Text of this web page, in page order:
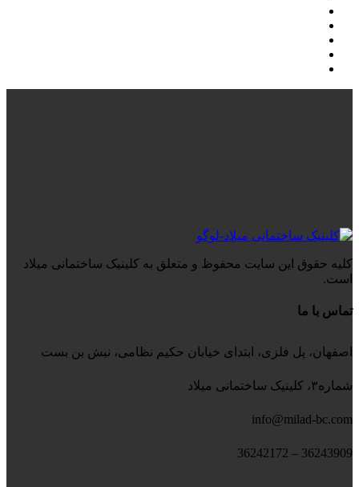
کلیه حقوق این سایت محفوظ و متعلق به کلینیک ساختمانی میلاد
است.
تماس با ما
اصفهان، پل فلزی، ابتدای خیابان حکیم نظامی، نبش بن بست
شماره۳، کلینیک ساختمانی میلاد
info@milad-bc.com
36243909 – 36242172